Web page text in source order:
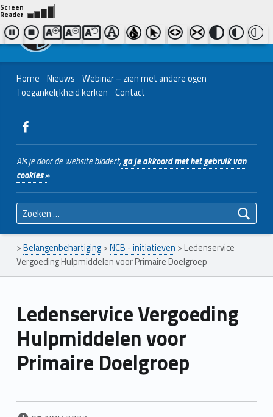
Contact ons
| Bel ons
038 - 427 04 48
Home Nieuws Webinar – zien met andere ogen
Toegankelijkheid kerken Contact
WebMan on Facebook
Als je door de website bladert,ga je akkoord met het gebruik van
cookies »
Zoeken naar:
>Belangenbehartiging>NCB - initiatieven > Ledenservice
Vergoeding Hulpmiddelen voor Primaire Doelgroep
Ledenservice Vergoeding
Hulpmiddelen voor
Primaire Doelgroep
POSTED ON: